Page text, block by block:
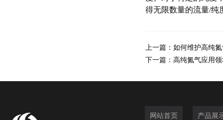
得无限数量的流量/纯
上一篇： 如何维护高纯
下一篇： 高纯氮气应用
网站首页 产品展